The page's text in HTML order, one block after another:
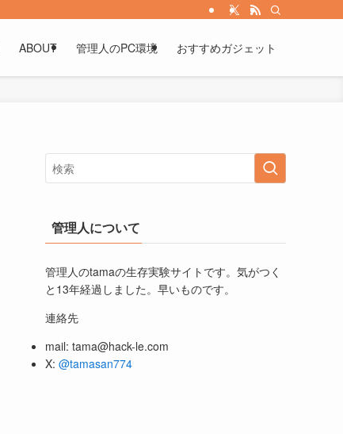
ABOUT 管理人のPC環境 おすすめガジェット
管理人について
管理人のtamaの生存実験サイトです。気がつく
と13年経過しました。早いものです。
連絡先
mail: tama@hack-le.com
X: @tamasan774